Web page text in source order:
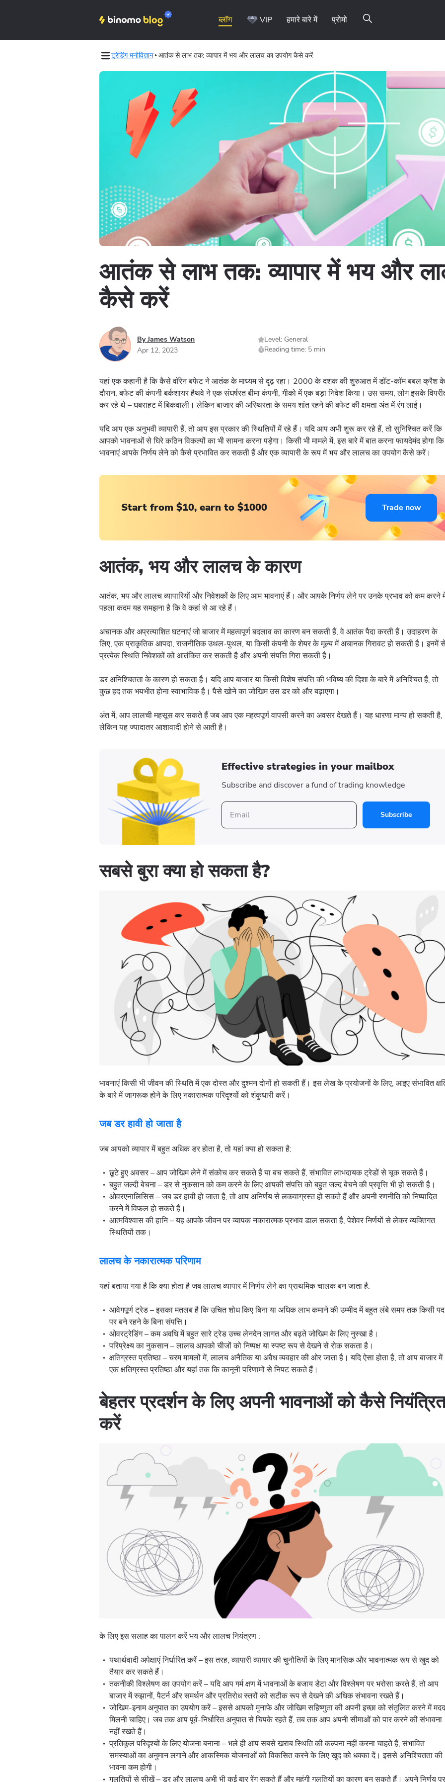
ब्लॉग VIP हमारे बारे में प्रोमो
ट्रेडिंग मनोविज्ञान आतंक से लाभ तक: व्यापार में भय और लालच का उपयोग कैसे करें
आतंक से लाभ तक: व्यापार में भय और
कैसे करें
By James Watson
Apr 12, 2023
Level: General
Reading time: 5 min
यहां एक कहानी है कि कैसे वॉरेन बफेट ने आतंक के माध्यम से दृढ़ रहा। 2000 के दशक की शुरुआत में डॉट-कॉम बबल क्रैश के
दौरान, बफेट की कंपनी बर्कशायर हैथवे ने एक संघर्षरत बीमा कंपनी, गीको में एक बड़ा निवेश किया। उस समय, लोग इसके
कर रहे थे – घबराहट में बिकवाली। लेकिन बाजार की अस्थिरता के समय शांत रहने की बफेट की क्षमता अंत में रंग लाई।
यदि आप एक अनुभवी व्यापारी हैं, तो आप इस प्रकार की स्थितियों में रहे हैं। यदि आप अभी शुरू कर रहे हैं, तो सुनिश्चित करें कि
आपको भावनाओं से घिरे कठिन विकल्पों का भी सामना करना पड़ेगा। किसी भी मामले में, इस बारे में बात करना फायदेमंद होगा कि
भावनाएं आपके निर्णय लेने को कैसे प्रभावित कर सकती हैं और एक व्यापारी के रूप में भय और लालच का उपयोग कैसे करें।
Start from $10, earn to $1000 Trade now
आतंक, भय और लालच के कारण
आतंक, भय और लालच व्यापारियों और निवेशकों के लिए आम भावनाएं हैं। और आपके निर्णय लेने पर उनके प्रभाव को कम करने
पहला कदम यह समझना है कि वे कहां से आ रहे हैं।
अचानक और अप्रत्याशित घटनाएं जो बाजार में महत्वपूर्ण बदलाव का कारण बन सकती हैं, वे आतंक पैदा करती हैं। उदाहरण के
लिए, एक प्राकृतिक आपदा, राजनीतिक उथल-पुथल, या किसी कंपनी के शेयर के मूल्य में अचानक गिरावट हो सकती है। इनमें
प्रत्येक स्थिति निवेशकों को आतंकित कर सकती है और अपनी संपत्ति गिरा सकती है।
डर अनिश्चितता के कारण हो सकता है। यदि आप बाजार या किसी विशेष संपत्ति की भविष्य की दिशा के बारे में अनिश्चित हैं, तो
कुछ हद तक भयभीत होना स्वाभाविक है। पैसे खोने का जोखिम उस डर को और बढ़ाएगा।
अंत में, आप लालची महसूस कर सकते हैं जब आप एक महत्वपूर्ण वापसी करने का अवसर देखते हैं। यह धारणा मान्य हो सकती है,
लेकिन यह ज्यादातर आशावादी होने से आती है।
Effective strategies in your mailbox
Subscribe and discover a fund of trading knowledge
Subscribe
सबसे बुरा क्या हो सकता है?
भावनाएं किसी भी जीवन की स्थिति में एक दोस्त और दुश्मन दोनों हो सकती हैं। इस लेख के प्रयोजनों के लिए, आइए संभावित
के बारे में जागरूक होने के लिए नकारात्मक परिदृश्यों को शंकुधारी करें।
जब डर हावी हो जाता है
जब आपको व्यापार में बहुत अधिक डर होता है, तो यहां क्या हो सकता है:
छूटे हुए अवसर – आप जोखिम लेने में संकोच कर सकते हैं या बच सकते हैं, संभावित लाभदायक ट्रेडों से चूक सकते हैं।
बहुत जल्दी बेचना – डर से नुकसान को कम करने के लिए आपकी संपत्ति को बहुत जल्द बेचने की प्रवृत्ति भी हो सकती है।
ओवरएनालिसिस – जब डर हावी हो जाता है, तो आप अनिर्णय से लकवाग्रस्त हो सकते हैं और अपनी रणनीति को निष्पादित
करने में विफल हो सकते हैं।
आत्मविश्वास की हानि – यह आपके जीवन पर व्यापक नकारात्मक प्रभाव डाल सकता है, पेशेवर निर्णयों से लेकर व्यक्तिगत
स्थितियों तक।
लालच के नकारात्मक परिणाम
यहां बताया गया है कि क्या होता है जब लालच व्यापार में निर्णय लेने का प्राथमिक चालक बन जाता है:
आवेगपूर्ण ट्रेड – इसका मतलब है कि उचित शोध किए बिना या अधिक लाभ कमाने की उम्मीद में बहुत लंबे समय तक किसी पद
पर बने रहने के बिना संपत्ति।
ओवरट्रेडिंग – कम अवधि में बहुत सारे ट्रेड उच्च लेनदेन लागत और बढ़ते जोखिम के लिए नुस्खा है।
परिप्रेक्ष्य का नुकसान – लालच आपको चीजों को निष्पक्ष या स्पष्ट रूप से देखने से रोक सकता है।
क्षतिग्रस्त प्रतिष्ठा – चरम मामलों में, लालच अनैतिक या अवैध व्यवहार की ओर जाता है। यदि ऐसा होता है, तो आप बाजार में
एक क्षतिग्रस्त प्रतिष्ठा और यहां तक कि कानूनी परिणामों से निपट सकते हैं।
बेहतर प्रदर्शन के लिए अपनी भावनाओं को कैसे नियंत्रित
करें
के लिए इस सलाह का पालन करें भय और लालच नियंत्रण :
यथार्थवादी अपेक्षाएं निर्धारित करें – इस तरह, व्यापारी व्यापार की चुनौतियों के लिए मानसिक और भावनात्मक रूप से खुद को
तैयार कर सकते हैं।
तकनीकी विश्लेषण का उपयोग करें – यदि आप गर्म क्षण में भावनाओं के बजाय डेटा और विश्लेषण पर भरोसा करते हैं, तो आप
बाजार में रुझानों, पैटर्न और समर्थन और प्रतिरोध स्तरों को सटीक रूप से देखने की अधिक संभावना रखते हैं।
जोखिम-इनाम अनुपात का उपयोग करें – इससे आपको मुनाफे और जोखिम सहिष्णुता की अपनी इच्छा को संतुलित करने में मदद
मिलनी चाहिए। जब तक आप पूर्व-निर्धारित अनुपात से चिपके रहते हैं, तब तक आप अपनी सीमाओं को पार करने की संभावना
नहीं रखते हैं।
प्रतिकूल परिदृश्यों के लिए योजना बनाना – भले ही आप सबसे खराब स्थिति की कल्पना नहीं करना चाहते हैं, संभावित
समस्याओं का अनुमान लगाने और आकस्मिक योजनाओं को विकसित करने के लिए खुद को धक्का दें। इससे अनिश्चितता की
भावना कम होगी।
गलतियों से सीखें – डर और लालच अभी भी कई बार रेंग सकते हैं और महंगी गलतियों का कारण बन सकते हैं। अपने निर्णय पर